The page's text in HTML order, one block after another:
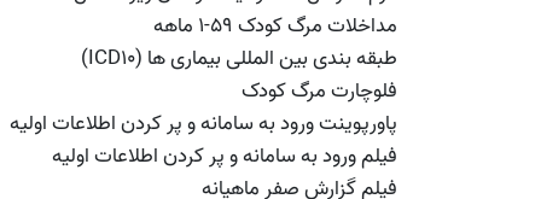
مداخلات مرگ کودک 59-1 ماهه
طبقه بندی بین المللی بیماری ها (ICD10)
فلوچارت مرگ کودک
پاورپوینت ورود به سامانه و پر کردن اطلاعات اولیه
فیلم ورود به سامانه و پر کردن اطلاعات اولیه
فیلم گزارش صفر ماهیانه